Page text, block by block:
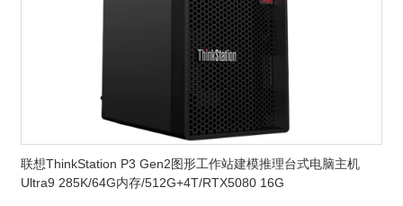
联想ThinkStation P3 Gen2图形工作站建模推理台式电脑主机
Ultra9 285K/64G内存/512G+4T/RTX5080 16G